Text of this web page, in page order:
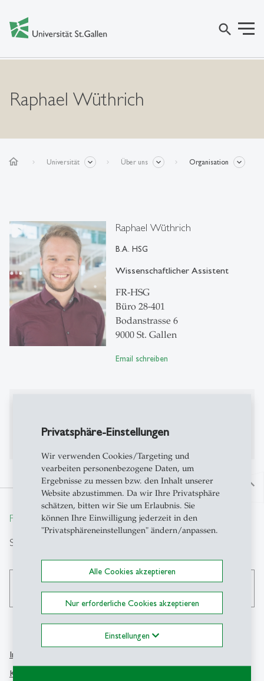
Privatsphäre-Einstellungen
Wir verwenden Cookies/Targeting und
vearbeiten personenbezogene Daten, um
Ergebnisse zu messen bzw. den Inhalt unserer
Website abzustimmen. Da wir Ihre Privatsphäre
schätzen, bitten wir Sie um Erlaubnis. Sie
können Ihre Einwilligung jederzeit in den
"Privatsphäreneinstellungen" ändern/anpassen.
Alle Cookies akzeptieren
Nur erforderliche Cookies akzeptieren
Einstellungen
search
Raphael Wüthrich
home Universität Über uns Organisation
Raphael Wüthrich
B.A. HSG
Wissenschaftlicher Assistent
FR-HSG
Büro 28-401
Bodanstrasse 6
9000 St. Gallen
Email schreiben
Bisher keine Publikationen auf Alexandria
north
From insight to impact.
Suche
Info Desk
Kontakt und Lageplan